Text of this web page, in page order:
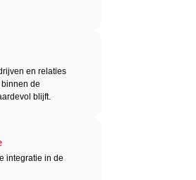
en relaties
de
blijft.
integratie in de